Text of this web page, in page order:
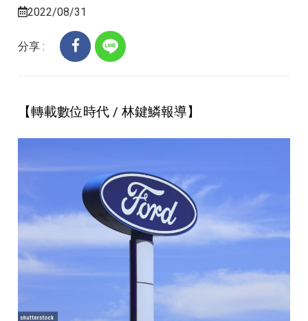
2022/08/31
分享 :
【轉載數位時代 / 林鍵鱗報導】